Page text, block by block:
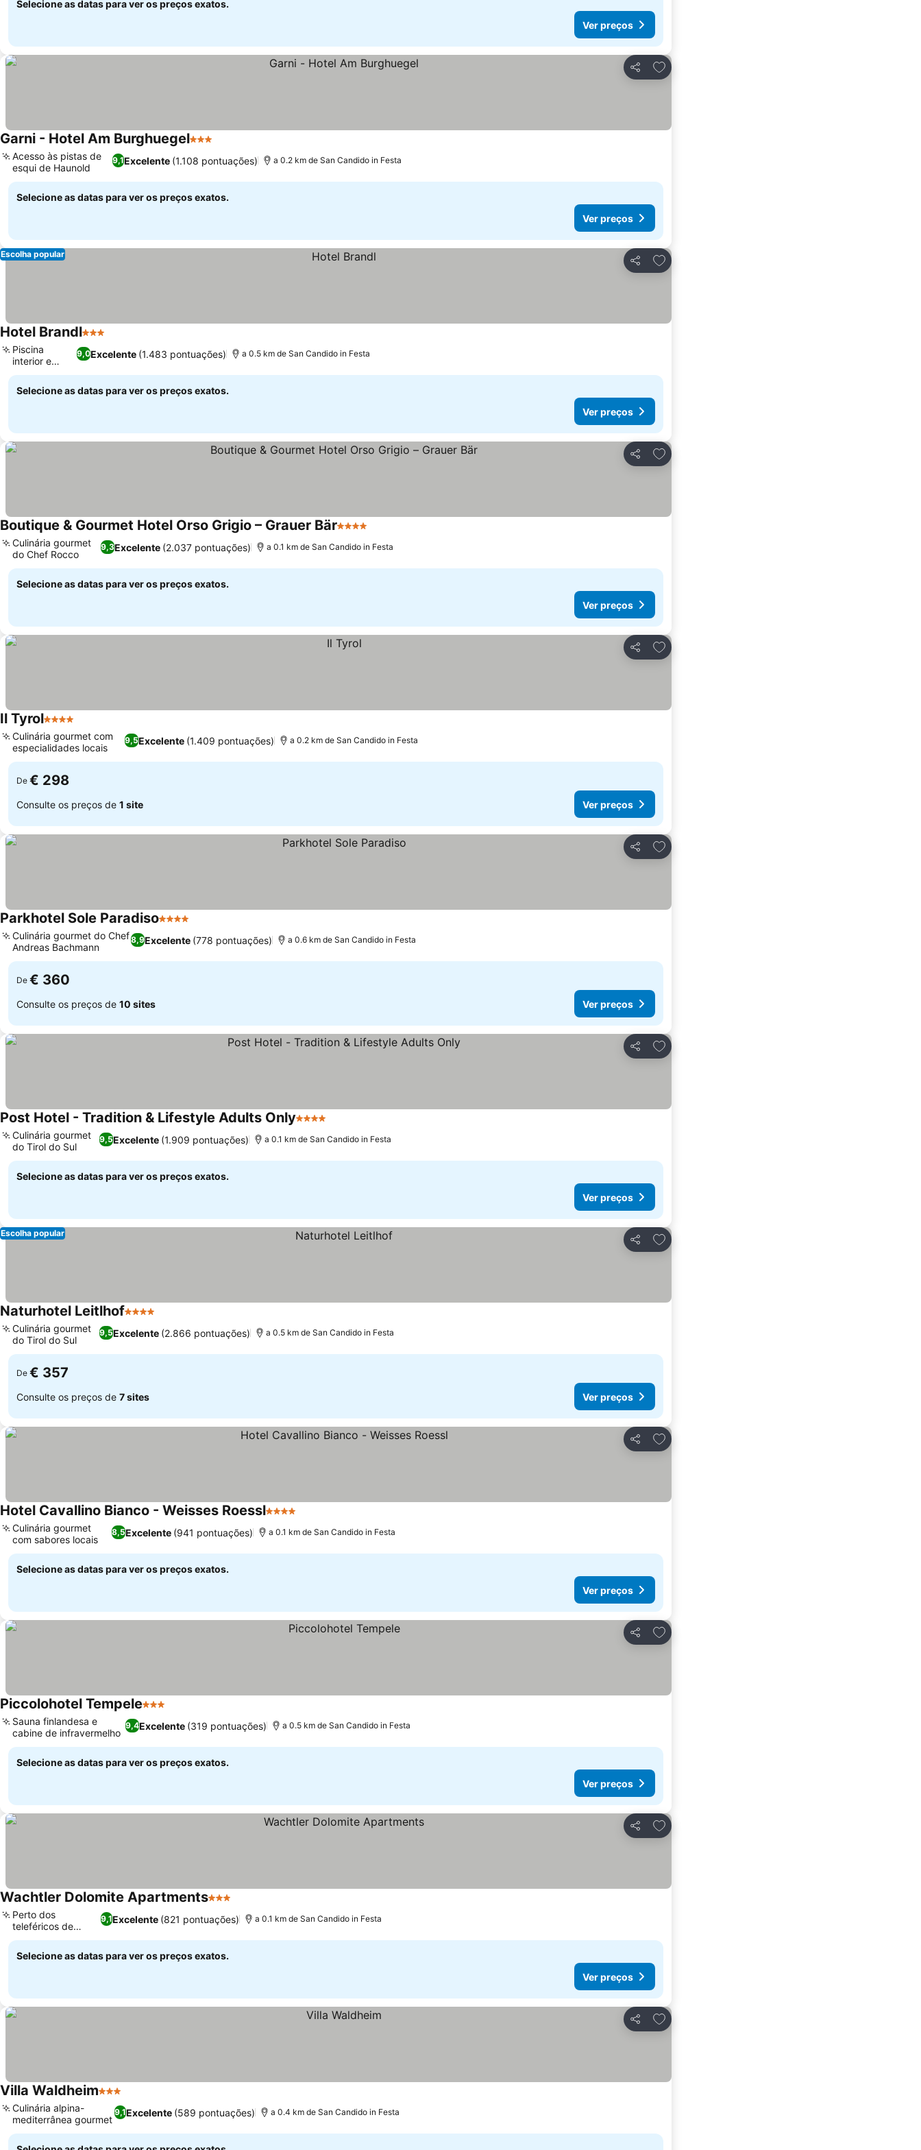
Selecione as datas para ver os preços exatos.
Ver preços
Partilhar
Adicionar aos favoritos
Garni - Hotel Am Burghuegel3 Estrelas
9,1Excelente (1.108 pontuações)
Acesso às pistas de
esqui de Haunold
a 0.2 km de San Candido in Festa
Selecione as datas para ver os preços exatos.
Ver preços
Partilhar
Adicionar aos favoritos
Escolha popular
Hotel Brandl3 Estrelas
9,0Excelente (1.483 pontuações)
Piscina
interior e
sauna
a 0.5 km de San Candido in Festa
Selecione as datas para ver os preços exatos.
Ver preços
Partilhar
Adicionar aos favoritos
Boutique & Gourmet Hotel Orso Grigio – Grauer Bär4 Estrelas
9,3Excelente (2.037 pontuações)
Culinária gourmet
do Chef Rocco
a 0.1 km de San Candido in Festa
Selecione as datas para ver os preços exatos.
Ver preços
Partilhar
Adicionar aos favoritos
Il Tyrol4 Estrelas
9,5Excelente (1.409 pontuações)
Culinária gourmet com
especialidades locais
a 0.2 km de San Candido in Festa
De € 298
Consulte os preços de 1 site Ver preços
Partilhar
Adicionar aos favoritos
Parkhotel Sole Paradiso4 Estrelas
8,9Excelente (778 pontuações)
Culinária gourmet do Chef
Andreas Bachmann
a 0.6 km de San Candido in Festa
De € 360
Consulte os preços de 10 sites Ver preços
Partilhar
Adicionar aos favoritos
Post Hotel - Tradition & Lifestyle Adults Only4 Estrelas
9,5Excelente (1.909 pontuações)
Culinária gourmet
do Tirol do Sul
a 0.1 km de San Candido in Festa
Selecione as datas para ver os preços exatos.
Ver preços
Partilhar
Adicionar aos favoritos
Escolha popular
Naturhotel Leitlhof4 Estrelas
9,5Excelente (2.866 pontuações)
Culinária gourmet
do Tirol do Sul
a 0.5 km de San Candido in Festa
De € 357
Consulte os preços de 7 sites Ver preços
Partilhar
Adicionar aos favoritos
Hotel Cavallino Bianco - Weisses Roessl4 Estrelas
8,5Excelente (941 pontuações)
Culinária gourmet
com sabores locais
a 0.1 km de San Candido in Festa
Selecione as datas para ver os preços exatos.
Ver preços
Partilhar
Adicionar aos favoritos
Piccolohotel Tempele3 Estrelas
9,4Excelente (319 pontuações)
Sauna finlandesa e
cabine de infravermelho
a 0.5 km de San Candido in Festa
Selecione as datas para ver os preços exatos.
Ver preços
Partilhar
Adicionar aos favoritos
Wachtler Dolomite Apartments3 Estrelas
9,1Excelente (821 pontuações)
Perto dos
teleféricos de
Harnold
a 0.1 km de San Candido in Festa
Selecione as datas para ver os preços exatos.
Ver preços
Partilhar
Adicionar aos favoritos
Villa Waldheim3 Estrelas
9,1Excelente (589 pontuações)
Culinária alpina-
mediterrânea gourmet
a 0.4 km de San Candido in Festa